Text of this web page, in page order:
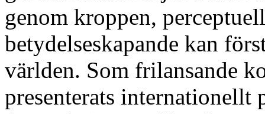
genom kroppen,
betydelseskapande kan
världen. Som frilansande
presenterats internationellt